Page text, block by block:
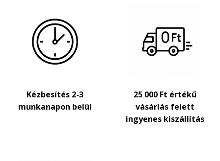
Kézbesítés 2-3
munkanapon belül
25 000 Ft értékű
vásárlás felett
ingyenes kiszállítás